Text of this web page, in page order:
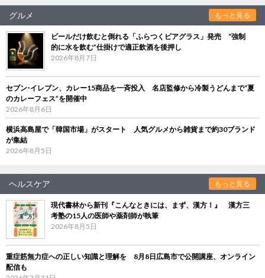
グルメ もっと見る
ビールだけ飲むと倒れる「ふらつくビアグラス」発売 “強制
的に水を飲む”仕掛けで適正飲酒を後押し
2026年8月7日
セブン‐イレブン、カレー15商品を一斉投入 名店監修から冷製うどんまで“夏
のカレーフェス”を開催中
2026年8月6日
横浜高島屋で「韓国市場」がスタート 人気グルメから雑貨まで約30ブランド
が集結
2026年8月5日
ヘルスケア もっと見る
現代書林から新刊『こんなときには、まず、漢方！』 漢方三
考塾の15人の医師や薬剤師が執筆
2026年8月5日
重症筋無力症への正しい知識と理解を 8月8日広島市で公開講座、オンライン
配信も